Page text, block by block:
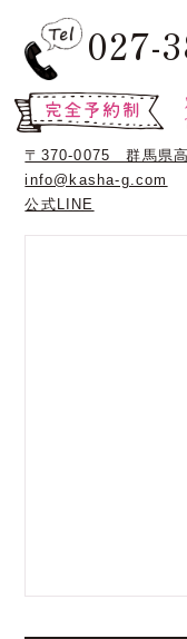
027-
〒370-0075 群馬県
info@kasha-g.com
公式LINE